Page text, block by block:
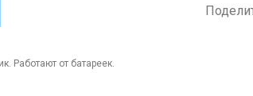
Работают от батареек.